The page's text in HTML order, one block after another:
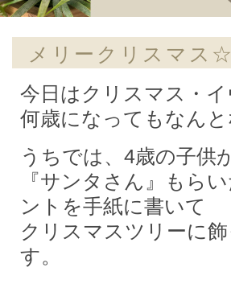
メリークリスマス
今日はクリスマス・
何歳になってもなん
うちでは、4歳の子供
『サンタさん』もら
ントを手紙に書いて
クリスマスツリーに
す。